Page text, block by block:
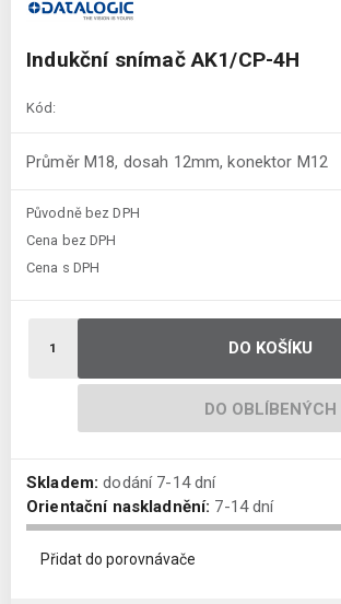
Indukční snímač AK1/CP-4H
Kód:
Průměr M18, dosah 12mm, konektor M12
Původně bez DPH
Cena bez DPH
Cena s DPH
DO KOŠÍKU
DO OBLÍBENÝCH
Skladem: dodání 7-14 dní
Orientační naskladnění: 7-14 dní
Přidat do porovnávače